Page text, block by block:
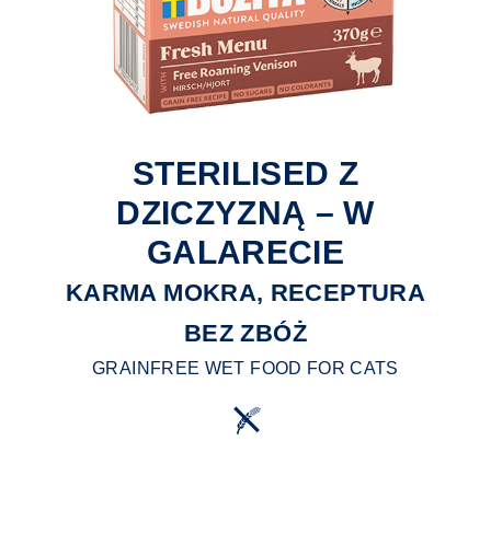
STERILISED Z
DZICZYZNĄ – W
GALARECIE
KARMA MOKRA, RECEPTURA
BEZ ZBÓŻ
GRAINFREE WET FOOD FOR CATS